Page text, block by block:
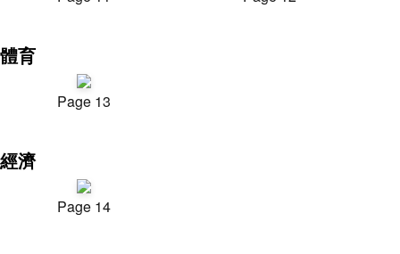
體育
Page 13
經濟
Page 14